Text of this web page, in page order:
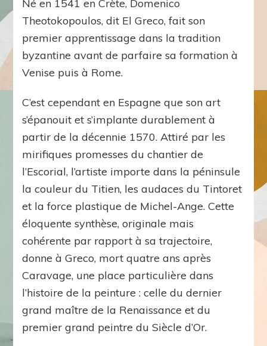
Né en 1541 en Crète, Domenico
Theotokopoulos, dit El Greco, fait son
premier apprentissage dans la tradition
byzantine avant de parfaire sa formation à
Venise puis à Rome.
C’est cependant en Espagne que son art
s’épanouit et s’implante durablement à
partir de la décennie 1570. Attiré par les
mirifiques promesses du chantier de
l’Escorial, l’artiste importe dans la péninsule
la couleur du Titien, les audaces du Tintoret
et la force plastique de Michel-Ange. Cette
éloquente synthèse, originale mais
cohérente par rapport à sa trajectoire,
donne à Greco, mort quatre ans après
Caravage, une place particulière dans
l’histoire de la peinture : celle du dernier
grand maître de la Renaissance et du
premier grand peintre du Siècle d’Or.